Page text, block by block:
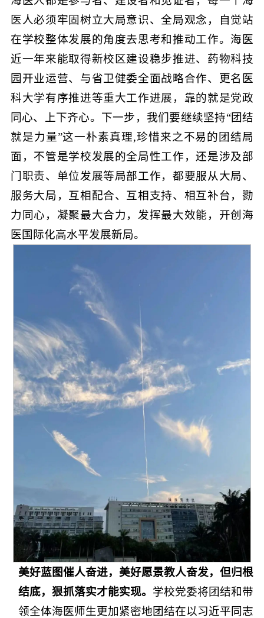
医人必须牢固树立大局意识、全局观念，自觉站
在学校整体发展的角度去思考和推动工作。海医
近一年来能取得新校区建设稳步推进、药物科技
园开业运营、与省卫健委全面战略合作、更名医
科大学有序推进等重大工作进展，靠的就是党政
同心、上下齐心。下一步，我们要继续坚持“团结
就是力量”这一朴素真理,珍惜来之不易的团结局
面，不管是学校发展的全局性工作，还是涉及部
门职责、单位发展等局部工作，都要服从大局、
服务大局，互相配合、互相支持、相互补台，勠
力同心，凝聚最大合力，发挥最大效能，开创海
医国际化高水平发展新局。
美好蓝图催人奋进，美好愿景教人奋发，但归根
结底，狠抓落实才能实现。 学校党委将团结和带
领全体海医师生更加紧密地团结在以习近平同志